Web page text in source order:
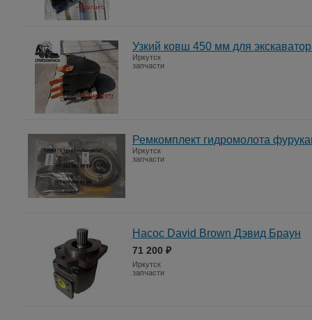
Узкий ковш 450 мм для
Иркутск
запчасти
Ремкомплект гидромолота
Иркутск
запчасти
Насос David Brown Дэвид Браун
71 200 ₽
Иркутск
запчасти